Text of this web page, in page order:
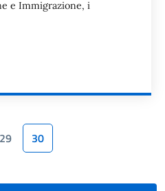
e Immigrazione, i
29 30